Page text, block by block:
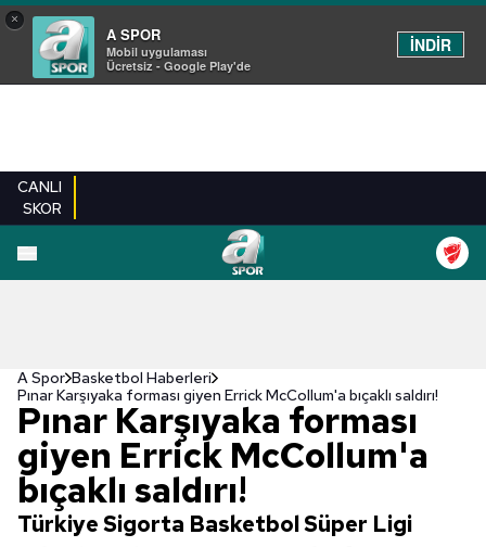
×
A SPOR
Mobil uygulaması
Ücretsiz - Google Play'de
İNDİR
CANLI
SKOR
A Spor Basketbol Haberleri
Pınar Karşıyaka forması giyen Errick McCollum'a bıçaklı saldırı!
Pınar Karşıyaka forması
giyen Errick McCollum'a
bıçaklı saldırı!
Türkiye Sigorta Basketbol Süper Ligi